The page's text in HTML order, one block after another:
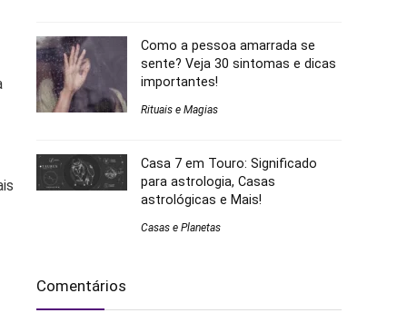
Como a pessoa amarrada se
sente? Veja 30 sintomas e dicas
importantes!
Rituais e Magias
Casa 7 em Touro: Significado
para astrologia, Casas
astrológicas e Mais!
Casas e Planetas
Comentários